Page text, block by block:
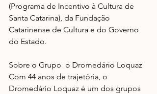
(Programa de Incentivo à Cultura de
Santa Catarina), da Fundação
Catarinense de Cultura e do Governo
do Estado.
Sobre o Grupo  o Dromedário Loquaz
Com 44 anos de trajetória, o
Dromedário Loquaz é um dos grupos